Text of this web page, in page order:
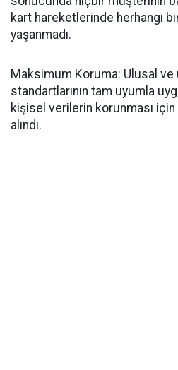
kart hareketlerinde herhangi
yaşanmadı.
​Maksimum Koruma: Ulusal ve
standartlarının tam uyumla
kişisel verilerin korunması
alındı.